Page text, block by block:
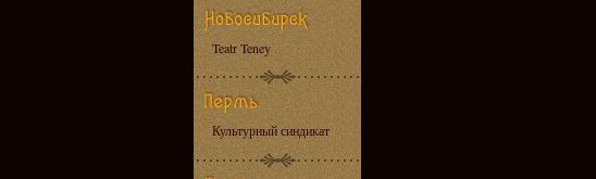
Teatr Teney
Культурный синдикат